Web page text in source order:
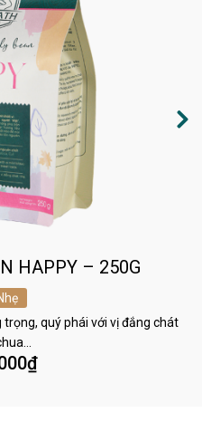
HAPPY – 250G
quý phái với vị đắng chát
₫